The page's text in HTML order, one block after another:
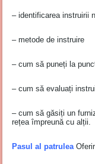
– identificarea instruirii
– metode de instruire
– cum să puneți la
– cum să evaluați
– cum să găsiți un
rețea împreună cu alții.
Pasul al patrulea